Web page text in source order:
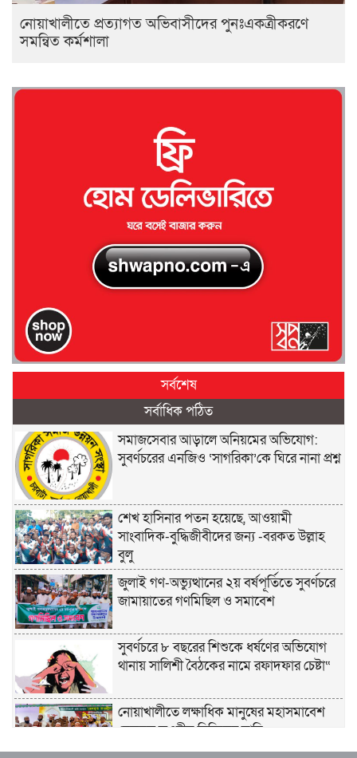
নোয়াখালীতে প্রত্যাগত অভিবাসীদের পুনঃএকত্রীকরণে
সমন্বিত কর্মশালা
সর্বশেষ
সর্বাধিক পঠিত
সমাজসেবার আড়ালে অনিয়মের অভিযোগ:
সুবর্ণচরের এনজিও ‘সাগরিকা’কে ঘিরে নানা প্রশ্ন
শেখ হাসিনার পতন হয়েছে, আওয়ামী
সাংবাদিক-বুদ্ধিজীবীদের জন্য -বরকত উল্লাহ
বুলু
জুলাই গণ-অভ্যুত্থানের ২য় বর্ষপূর্তিতে সুবর্ণচরে
জামায়াতের গণমিছিল ও সমাবেশ
সুবর্ণচরে ৮ বছরের শিশুকে ধর্ষণের অভিযোগ
থানায় সালিশী বৈঠকের নামে রফাদফার চেষ্টা“
নোয়াখালীতে লক্ষাধিক মানুষের মহাসমাবেশ
হেজবুত তওহীদ নিষিদ্ধের দাবি